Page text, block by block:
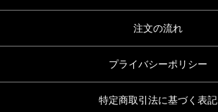
注文の流れ
プライバシーポリシー
特定商取引法に基づく表記